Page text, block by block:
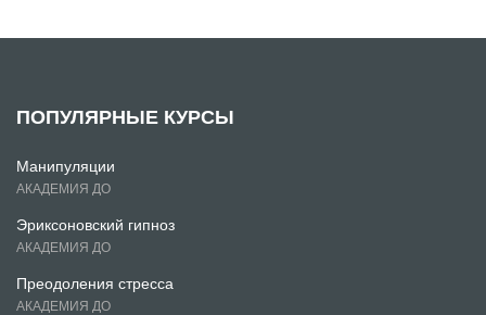
ПОПУЛЯРНЫЕ КУРСЫ
Манипуляции
АКАДЕМИЯ ДО
Эриксоновский гипноз
АКАДЕМИЯ ДО
Преодоления стресса
АКАДЕМИЯ ДО